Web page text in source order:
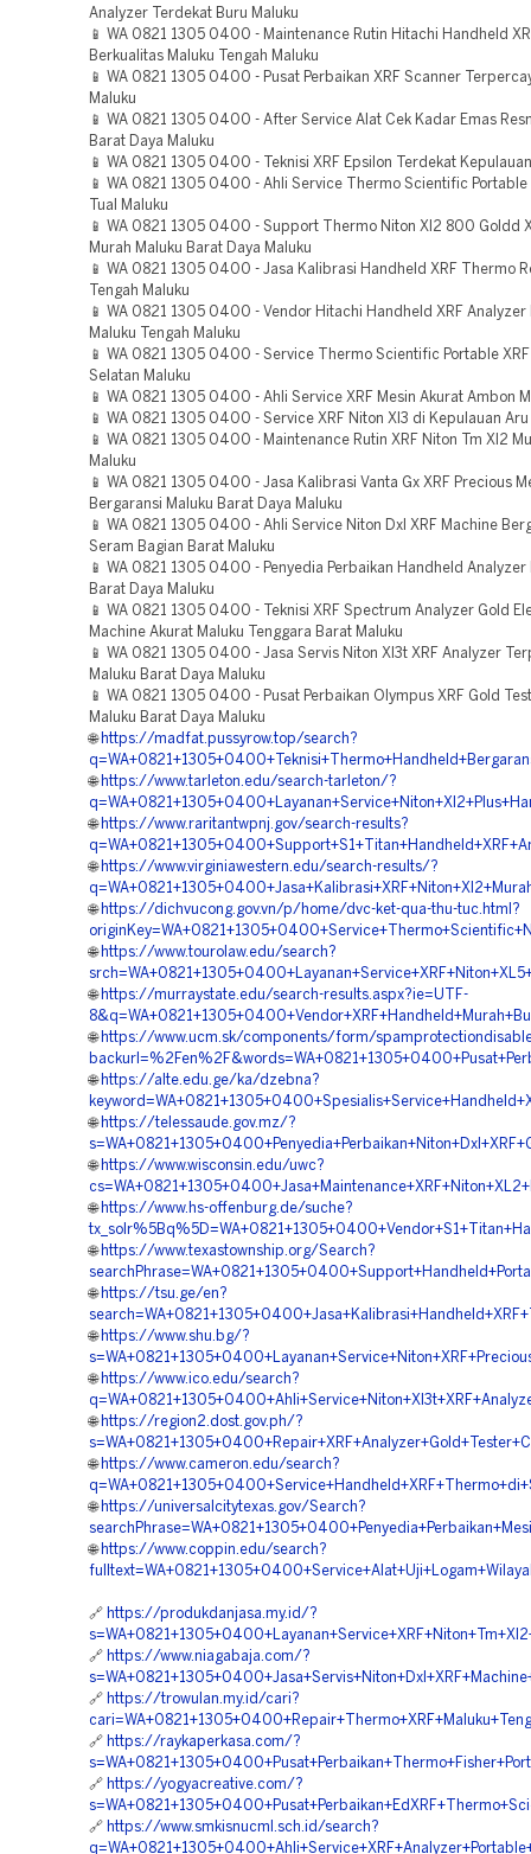
Analyzer Terdekat Buru Maluku
📱 WA 0821 1305 0400 - Maintenance Rutin Hitachi Handheld
Berkualitas Maluku Tengah Maluku
📱 WA 0821 1305 0400 - Pusat Perbaikan XRF Scanner
Maluku
📱 WA 0821 1305 0400 - After Service Alat Cek Kadar Emas
Barat Daya Maluku
📱 WA 0821 1305 0400 - Teknisi XRF Epsilon Terdekat
📱 WA 0821 1305 0400 - Ahli Service Thermo Scientific Portable
Tual Maluku
📱 WA 0821 1305 0400 - Support Thermo Niton Xl2 800 Goldd
Murah Maluku Barat Daya Maluku
📱 WA 0821 1305 0400 - Jasa Kalibrasi Handheld XRF Thermo
Tengah Maluku
📱 WA 0821 1305 0400 - Vendor Hitachi Handheld XRF Analyzer
Maluku Tengah Maluku
📱 WA 0821 1305 0400 - Service Thermo Scientific Portable
Selatan Maluku
📱 WA 0821 1305 0400 - Ahli Service XRF Mesin Akurat Ambon
📱 WA 0821 1305 0400 - Service XRF Niton Xl3 di Kepulauan Aru
📱 WA 0821 1305 0400 - Maintenance Rutin XRF Niton Tm Xl2
Maluku
📱 WA 0821 1305 0400 - Jasa Kalibrasi Vanta Gx XRF Precious
Bergaransi Maluku Barat Daya Maluku
📱 WA 0821 1305 0400 - Ahli Service Niton Dxl XRF Machine
Seram Bagian Barat Maluku
📱 WA 0821 1305 0400 - Penyedia Perbaikan Handheld Analyzer
Barat Daya Maluku
📱 WA 0821 1305 0400 - Teknisi XRF Spectrum Analyzer Gold
Machine Akurat Maluku Tenggara Barat Maluku
📱 WA 0821 1305 0400 - Jasa Servis Niton Xl3t XRF Analyzer
Maluku Barat Daya Maluku
📱 WA 0821 1305 0400 - Pusat Perbaikan Olympus XRF Gold
Maluku Barat Daya Maluku
🌐 https://madfat.pussyrow.top/search?
🌐 https://www.tarleton.edu/search-tarleton/?
🌐 https://www.raritantwpnj.gov/search-results?
🌐 https://www.virginiawestern.edu/search-results/?
🌐 https://dichvucong.gov.vn/p/home/dvc-ket-qua-thu-tuc.html?
🌐 https://www.tourolaw.edu/search?
🌐 https://murraystate.edu/search-results.aspx?ie=UTF-
🌐 https://www.ucm.sk/components/form/
🌐 https://alte.edu.ge/ka/dzebna?
🌐 https://telessaude.gov.mz/?
🌐 https://www.wisconsin.edu/uwc?
🌐 https://www.hs-offenburg.de/suche?
🌐 https://www.texastownship.org/Search?
🌐 https://tsu.ge/en?
🌐 https://www.shu.bg/?
🌐 https://www.ico.edu/search?
🌐 https://region2.dost.gov.ph/?
🌐 https://www.cameron.edu/search?
🌐 https://universalcitytexas.gov/Search?
🌐 https://www.coppin.edu/search?
🔗 https://produkdanjasa.my.id/?
🔗 https://www.niagabaja.com/?
🔗 https://trowulan.my.id/cari?
🔗 https://raykaperkasa.com/?
🔗 https://yogyacreative.com/?
🔗 https://www.smkisnucml.sch.id/search?